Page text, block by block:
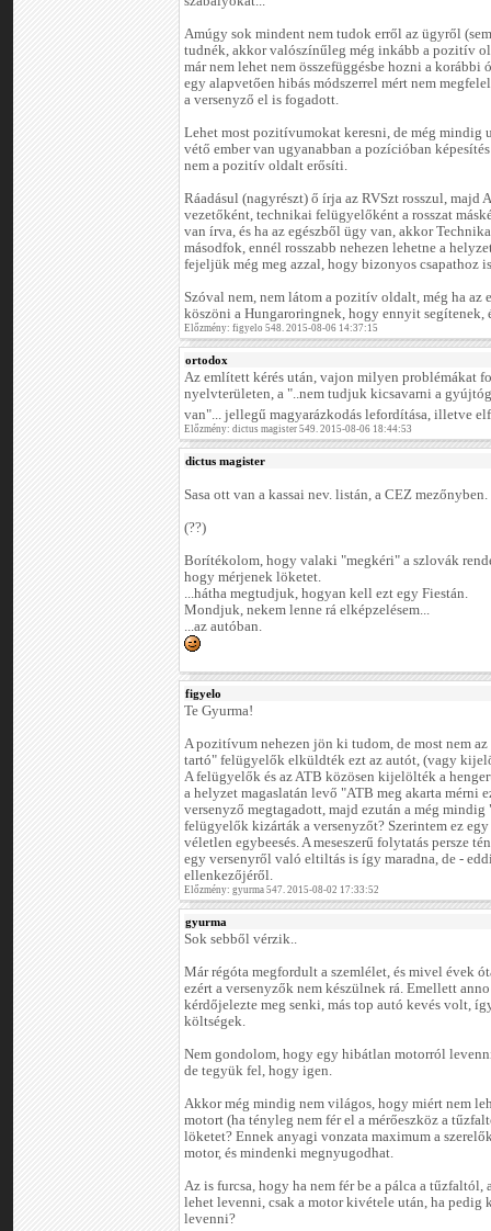
Amúgy sok mindent nem tudok erről az ügyről
tudnék, akkor valószínűleg még inkább a pozitív
már nem lehet nem összefüggésbe hozni a korábbi
egy alapvetően hibás módszerrel mért nem
a versenyző el is fogadott.
Lehet most pozitívumokat keresni, de még mindig
vétő ember van ugyanabban a pozícióban
nem a pozitív oldalt erősíti.
Ráadásul (nagyrészt) ő írja az RVSzt rosszul, majd
vezetőként, technikai felügyelőként a rosszat
van írva, és ha az egészből ügy van, akkor
másodfok, ennél rosszabb nehezen lehetne a
fejeljük még meg azzal, hogy bizonyos csapathoz
Szóval nem, nem látom a pozitív oldalt, még ha az
köszöni a Hungaroringnek, hogy ennyit segítenek,
Előzmény: figyelo 548. 2015-08-06 14:37:15
ortodox
Az említett kérés után, vajon milyen problémákat
nyelvterületen, a "..nem tudjuk kicsavarni a
van"... jellegű magyarázkodás lefordítása, illetve
Előzmény: dictus magister 549. 2015-08-06 18:44:53
dictus magister
Sasa ott van a kassai nev. listán, a CEZ mezőnyben.
(??)
Borítékolom, hogy valaki "megkéri" a szlovák
hogy mérjenek löketet.
...hátha megtudjuk, hogyan kell ezt egy Fiestán.
Mondjuk, nekem lenne rá elképzelésem...
...az autóban.
figyelo
Te Gyurma!
A pozitívum nehezen jön ki tudom, de most nem
tartó" felügyelők elküldték ezt az autót, (vagy
A felügyelők és az ATB közösen kijelölték a
a helyzet magaslatán levő "ATB meg akarta mérni
versenyző megtagadott, majd ezután a még
felügyelők kizárták a versenyzőt? Szerintem ez
véletlen egybeesés. A meseszerű folytatás persze
egy versenyről való eltiltás is így maradna, de -
ellenkezőjéről.
Előzmény: gyurma 547. 2015-08-02 17:33:52
gyurma
Sok sebből vérzik..
Már régóta megfordult a szemlélet, és mivel évek
ezért a versenyzők nem készülnek rá. Emellett
kérdőjelezte meg senki, más top autó kevés volt,
költségek.
Nem gondolom, hogy egy hibátlan motorról
de tegyük fel, hogy igen.
Akkor még mindig nem világos, hogy miért nem
motort (ha tényleg nem fér el a mérőeszköz a
löketet? Ennek anyagi vonzata maximum a
motor, és mindenki megnyugodhat.
Az is furcsa, hogy ha nem fér be a pálca a
lehet levenni, csak a motor kivétele után, ha pedig
levenni?